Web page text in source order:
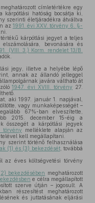
meghatározott címletértékre egy
hatóság bocsátja ki,
szerinti életjáradékra átváltva
az 1991. évi XXV. törvény 6. §-
kárpótlási jegyet a teljes
bevonására és
(VIII. 3.) Korm. rendelet 13/B.
jegy, illetve a helyébe lépő
annak az állandó jelleggel
javára váltható át
1947. évi XVIII. törvény 27.
aki 1997. január 1. napjával,
vagy munkaképességét –
67%-ban elveszítette,
2015. december 15-éig a
összegét a kárpótlási jegyek
törvény melléklete alapján az
kell megállapítani.
szerint történő felhasználása
(1) és (3) bekezdését, továbbá
az éves költségvetési törvény
bekezdésében meghatározott
e célra megállapított
szerve útján – jogosult. A
részesítést meghatározott
és juttatásának eljárási